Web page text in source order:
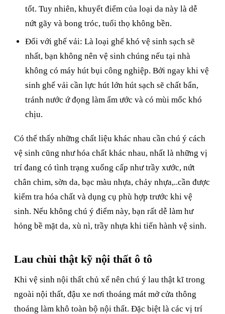
tốt. Tuy nhiên, khuyết điểm của loại da này là dễ
nứt gãy và bong tróc, tuổi thọ không bền.
Đối với ghế vải: Là loại ghế khó vệ sinh sạch sẽ
nhất, bạn không nên vệ sinh chúng nếu tại nhà
không có máy hút bụi công nghiệp. Bởi ngay khi vệ
sinh ghế vải cần lực hút lớn hút sạch sẽ chất bẩn,
tránh nước ứ đọng làm ẩm ước và có mùi mốc khó
chịu.
Có thể thấy những chất liệu khác nhau cần chú ý cách
vệ sinh cũng như hóa chất khác nhau, nhất là những vị
trí đang có tình trạng xuống cấp như trầy xước, nứt
chân chim, sờn da, bạc màu nhựa, chảy nhựa,..cần được
kiểm tra hóa chất và dụng cụ phù hợp trước khi vệ
sinh. Nếu không chú ý điểm này, bạn rất dễ làm hư
hỏng bề mặt da, xù nì, trầy nhựa khi tiến hành vệ sinh.
Lau chùi thật kỹ nội thất ô tô
Khi vệ sinh nội thất chủ xế nên chú ý lau thật kĩ trong
ngoài nội thất, đậu xe nơi thoáng mát mở cửa thông
thoáng làm khô toàn bộ nội thất. Đặc biệt là các vị trí